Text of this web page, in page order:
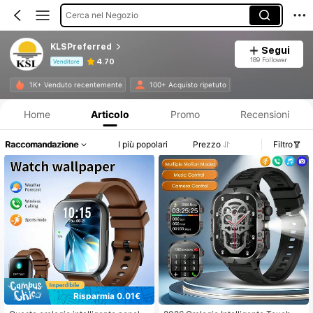
Cerca nel Negozio
KLSPreferred
Venditore 4.70
Segui
189 Follower
1K+ Venduto recentemente 100+ Acquisto ripetuto
Home Articolo Promo Recensioni
Raccomandazione I più popolari Prezzo Filtro
Risparmia 0.01€